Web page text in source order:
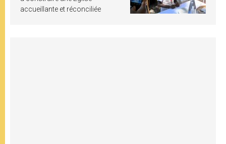
accueillante et réconciliée